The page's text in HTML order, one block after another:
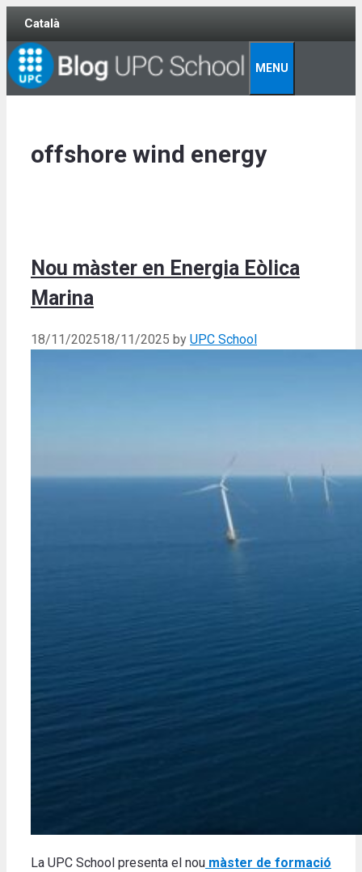
Skip
content
Català
MENU
offshore wind energy
Nou màster en Energia Eòlica
Marina
18/11/202518/11/2025 by UPC School
La UPC School presenta el nou màster de formació